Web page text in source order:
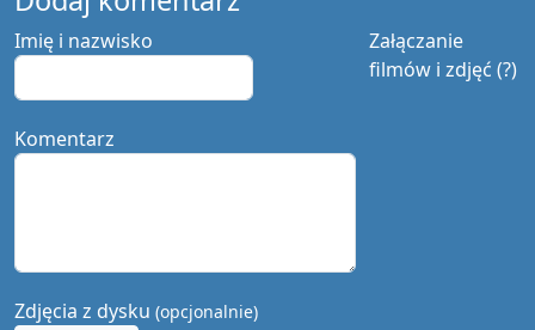
Załączanie
filmów i zdjęć (?)
Imię i nazwisko
Komentarz
Zdjęcia z dysku (opcjonalnie)